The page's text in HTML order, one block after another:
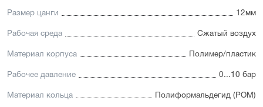
Размер цанги 12мм
Рабочая среда Сжатый воздух
Материал корпуса Полимер/пластик
Рабочее давление 0...10 бар
Материал кольца Полиформальдегид (POM)